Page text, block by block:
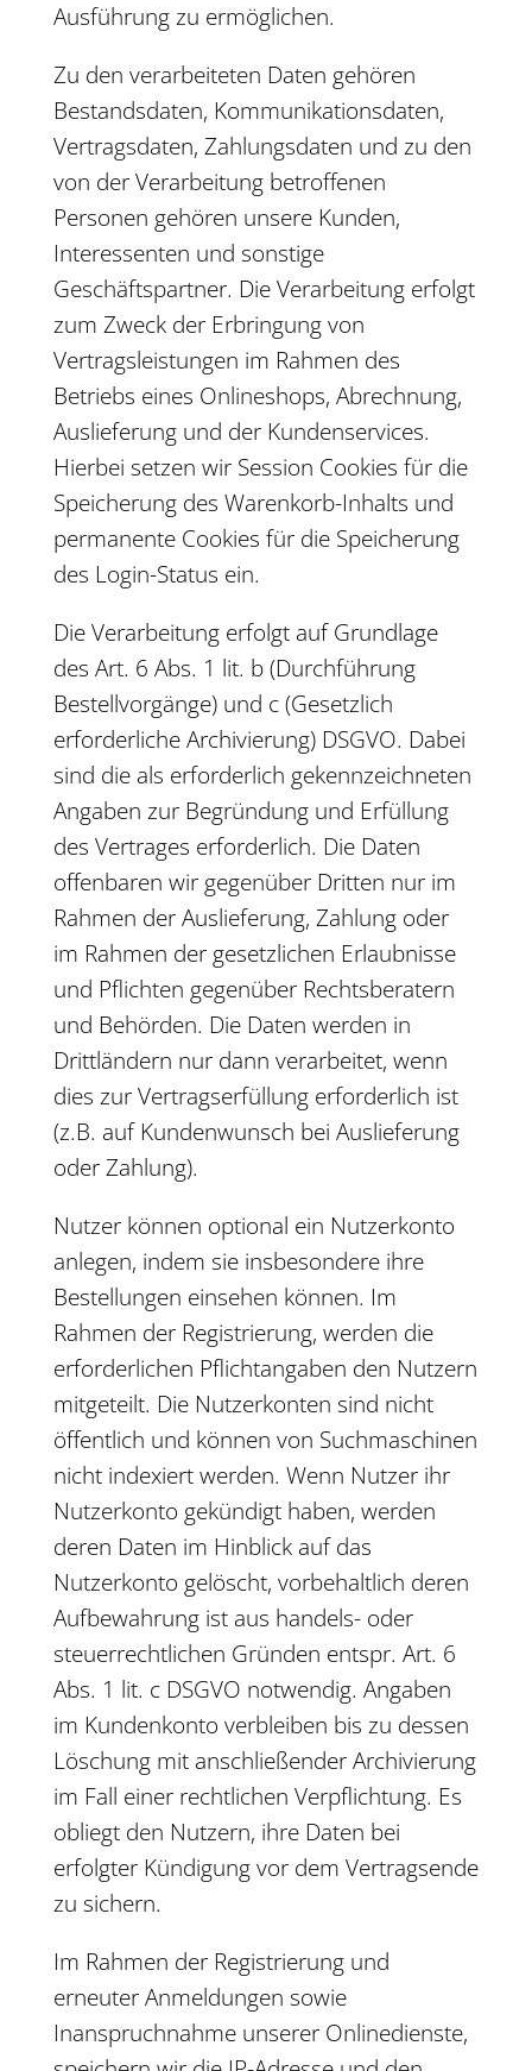
Ausführung zu ermöglichen.
Zu den verarbeiteten Daten gehören
Bestandsdaten, Kommunikationsdaten,
Vertragsdaten, Zahlungsdaten und zu den
von der Verarbeitung betroffenen
Personen gehören unsere Kunden,
Interessenten und sonstige
Geschäftspartner. Die Verarbeitung erfolgt
zum Zweck der Erbringung von
Vertragsleistungen im Rahmen des
Betriebs eines Onlineshops, Abrechnung,
Auslieferung und der Kundenservices.
Hierbei setzen wir Session Cookies für die
Speicherung des Warenkorb-Inhalts und
permanente Cookies für die Speicherung
des Login-Status ein.
Die Verarbeitung erfolgt auf Grundlage
des Art. 6 Abs. 1 lit. b (Durchführung
Bestellvorgänge) und c (Gesetzlich
erforderliche Archivierung) DSGVO. Dabei
sind die als erforderlich gekennzeichneten
Angaben zur Begründung und Erfüllung
des Vertrages erforderlich. Die Daten
offenbaren wir gegenüber Dritten nur im
Rahmen der Auslieferung, Zahlung oder
im Rahmen der gesetzlichen Erlaubnisse
und Pflichten gegenüber Rechtsberatern
und Behörden. Die Daten werden in
Drittländern nur dann verarbeitet, wenn
dies zur Vertragserfüllung erforderlich ist
(z.B. auf Kundenwunsch bei Auslieferung
oder Zahlung).
Nutzer können optional ein Nutzerkonto
anlegen, indem sie insbesondere ihre
Bestellungen einsehen können. Im
Rahmen der Registrierung, werden die
erforderlichen Pflichtangaben den Nutzern
mitgeteilt. Die Nutzerkonten sind nicht
öffentlich und können von Suchmaschinen
nicht indexiert werden. Wenn Nutzer ihr
Nutzerkonto gekündigt haben, werden
deren Daten im Hinblick auf das
Nutzerkonto gelöscht, vorbehaltlich deren
Aufbewahrung ist aus handels- oder
steuerrechtlichen Gründen entspr. Art. 6
Abs. 1 lit. c DSGVO notwendig. Angaben
im Kundenkonto verbleiben bis zu dessen
Löschung mit anschließender Archivierung
im Fall einer rechtlichen Verpflichtung. Es
obliegt den Nutzern, ihre Daten bei
erfolgter Kündigung vor dem Vertragsende
zu sichern.
Im Rahmen der Registrierung und
erneuter Anmeldungen sowie
Inanspruchnahme unserer Onlinedienste,